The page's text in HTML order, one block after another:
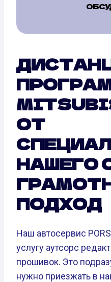
ОТ
НАШЕГО
ПОДХОД
Наш автосервис
услугу аутсорс
прошивок. Это
нужно приезжать в